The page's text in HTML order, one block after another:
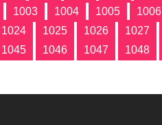
1003 1004 1005 1006
1024 1025 1026 1027
1045 1046 1047 1048